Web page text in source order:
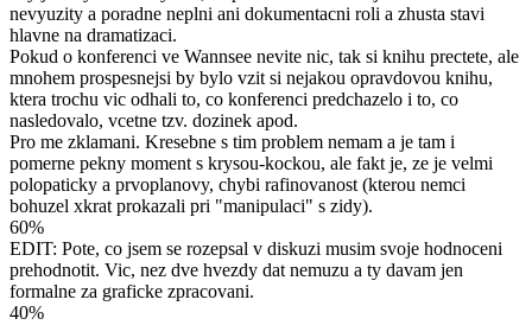
nevyuzity a poradne neplni ani dokumentacni roli a zhusta stavi
hlavne na dramatizaci.
Pokud o konferenci ve Wannsee nevite nic, tak si knihu prectete, ale
mnohem prospesnejsi by bylo vzit si nejakou opravdovou knihu,
ktera trochu vic odhali to, co konferenci predchazelo i to, co
nasledovalo, vcetne tzv. dozinek apod.
Pro me zklamani. Kresebne s tim problem nemam a je tam i
pomerne pekny moment s krysou-kockou, ale fakt je, ze je velmi
polopaticky a prvoplanovy, chybi rafinovanost (kterou nemci
bohuzel xkrat prokazali pri "manipulaci" s zidy).
60%
EDIT: Pote, co jsem se rozepsal v diskuzi musim svoje hodnoceni
prehodnotit. Vic, nez dve hvezdy dat nemuzu a ty davam jen
formalne za graficke zpracovani.
40%